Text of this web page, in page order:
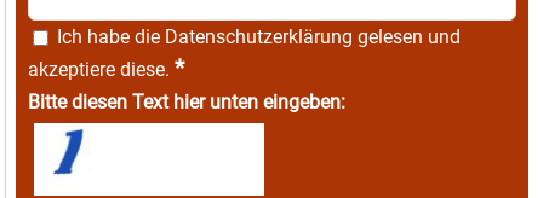
Ich habe die Datenschutzerklärung gelesen und
akzeptiere diese. *
Bitte diesen Text hier unten eingeben: